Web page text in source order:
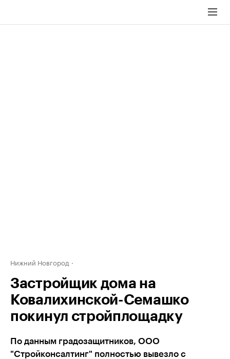
Нижний Новгород
Застройщик дома на
Ковалихинской-Семашко
покинул стройплощадку
По данным градозащитников, ООО
"Стройконсалтинг" полностью вывезло с